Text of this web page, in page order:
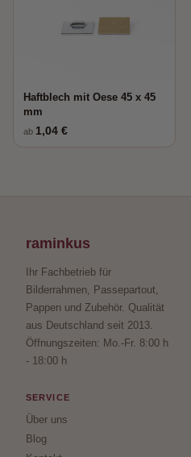
Haftblech mit Oese 45 x 45
mm
ab 1,04 €
raminkus
Ihr Fachbetrieb für
Bilderrahmen, Passepartout,
Pappen und Zubehör. Qualität
aus Deutschland seit 2013.
Öffnungszeiten: Mo.-Fr. 8:00 h
- 18:00 h
SERVICE
Über uns
Blog